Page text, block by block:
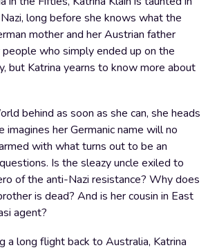
long before she knows what the
mother and her Austrian father
who simply ended up on the
but Katrina yearns to know more about
behind as soon as she can, she heads
imagines her Germanic name will no
with what turns out to be an
Is the sleazy uncle exiled to
of the anti-Nazi resistance? Why does
is dead? And is her cousin in East
agent?
a long flight back to Australia, Katrina